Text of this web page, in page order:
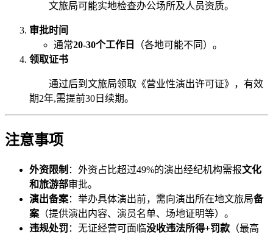
文旅局可能实地检查办公场所及人员资质。
审批时间
通常20-30个工作日
（各地可能不同）。
领取证书
通过后到文旅局领取《营业性演出许可证》，有效
期2年,需提前30日续期。
注意事项
外资限制 ：外资占比超过49%的演出经纪机构需报文化
和旅游部审批。
演出备案：举办具体演出前，需向演出所在地文旅局备
案 （提供演出内容、演员名单、场地证明等）。
违规处罚 ：无证经营可面临没收违法所得+罚款 （最高